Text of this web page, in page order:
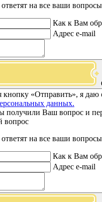
на все ваши
Как к Вам
Адрес e-mail
«Отправить», я даю
данных.
Ваш вопрос и
вопрос
на все ваши
Как к Вам
Адрес e-mail